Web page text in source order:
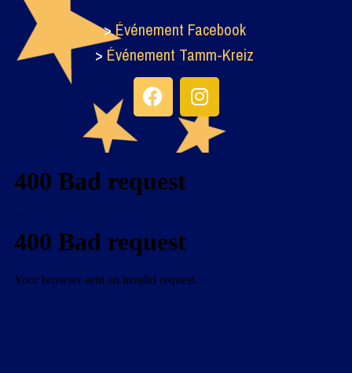
>Événement Facebook
> Événement Tamm-Kreiz